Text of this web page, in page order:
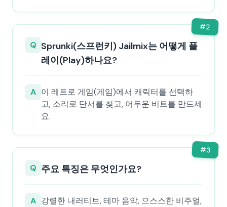
#2
Q Sprunki(스프런키) Jailmix는 어떻게 플
레이(Play)하나요?
A 이 레트로 게임(게임)에서 캐릭터를 선택하
고, 소리로 단서를 찾고, 어두운 비트를 만드세
요.
#3
Q 주요 특징은 무엇인가요?
A 강렬한 내러티브, 테마 음악, 으스스한 비주얼,